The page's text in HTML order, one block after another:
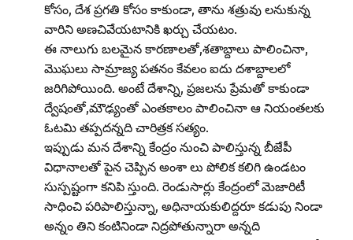
కోసం, దేశ ప్రగతి కోసం కాకుండా, తాను శత్రువు లనుకున్న
వారిని అణచివేయటానికి ఖర్చు చేయటం.
ఈ నాలుగు బలమైన కారణాలతో,శతాబ్దాలు పాలించినా,
మొఘలు సామ్రాజ్య పతనం కేవలం ఐదు దశాబ్దాలలో
జరిగిపోయింది. అంటే దేశాన్ని, ప్రజలను ప్రేమతో కాకుండా
ద్వేషంతో,మౌఢ్యంతో ఎంతకాలం పాలించినా ఆ నియంతలకు
ఓటమి తప్పదన్నది చారిత్రక సత్యం.
ఇప్పుడు మన దేశాన్ని కేంద్రం నుంచి పాలిస్తున్న బీజేపీ
విధానాలతో పైన చెప్పిన అంశా లు పోలిక కలిగి ఉండటం
సుస్పష్టంగా కనిపి స్తుంది. రెండుసార్లు కేంద్రంలో మెజారిటీ
సాధించి పరిపాలిస్తున్నా, అధినాయకులిద్దరూ కడుపు నిండా
అన్నం తిని కంటినిండా నిద్రపోతున్నారా అన్నది